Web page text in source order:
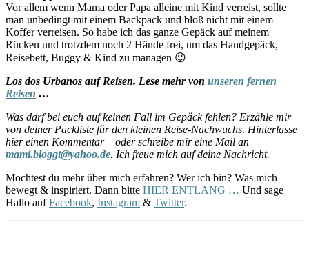
Vor allem wenn Mama oder Papa alleine mit Kind verreist, sollte
man unbedingt mit einem Backpack und bloß nicht mit einem
Koffer verreisen. So habe ich das ganze Gepäck auf meinem
Rücken und trotzdem noch 2 Hände frei, um das Handgepäck,
Reisebett, Buggy & Kind zu managen 😉
Los dos Urbanos auf Reisen. Lese mehr von unseren fernen
Reisen …
Was darf bei euch auf keinen Fall im Gepäck fehlen? Erzähle mir
von deiner Packliste für den kleinen Reise-Nachwuchs. Hinterlasse
hier einen Kommentar – oder schreibe mir eine Mail an
mami.bloggt@yahoo.de. Ich freue mich auf deine Nachricht.
Möchtest du mehr über mich erfahren? Wer ich bin? Was mich
bewegt & inspiriert. Dann bitte HIER ENTLANG … Und sage
Hallo aufFacebook, Instagram & Twitter.